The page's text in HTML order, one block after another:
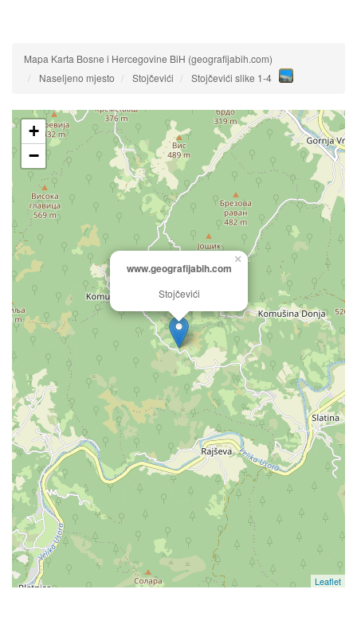
Mapa Karta Bosne i Hercegovine BiH (geografijabih.com)
Naseljeno mjesto
Stojčevići Stojčevići slike 1-4
www.geografijabih.com
Stojčevići
×
+
−
Leaflet